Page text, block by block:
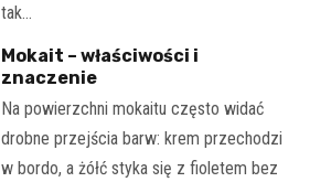
tak…
Mokait – właściwości i
znaczenie
Na powierzchni mokaitu często widać
drobne przejścia barw: krem przechodzi
w bordo, a żółć styka się z fioletem bez